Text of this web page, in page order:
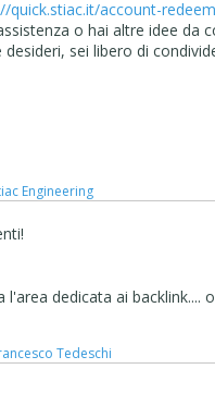
quick.stiac.it/account-
o hai altre idee da
sei libero di
Engineering
dedicata ai backlink....
Tedeschi